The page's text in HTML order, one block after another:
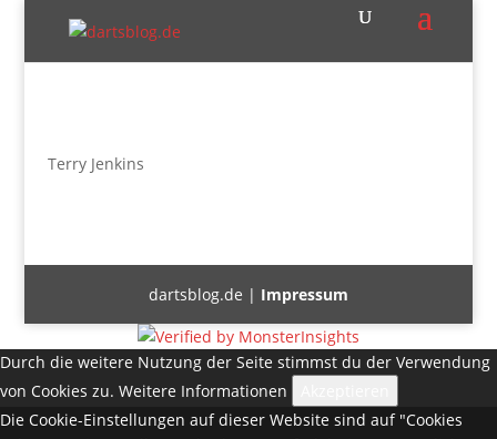
Terry Jenkins
dartsblog.de | Impressum
Durch die weitere Nutzung der Seite stimmst du der Verwendung
von Cookies zu. Weitere Informationen
Die Cookie-Einstellungen auf dieser Website sind auf "Cookies